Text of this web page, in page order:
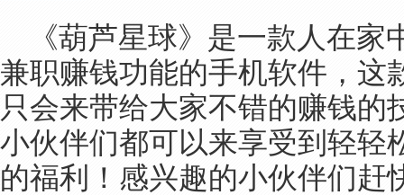
《葫芦星球》是一款人在
兼职赚钱功能的手机软件，这
只会来带给大家不错的赚钱的
小伙伴们都可以来享受到轻轻
的福利！感兴趣的小伙伴们赶